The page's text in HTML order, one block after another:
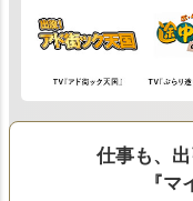
仕事も、
『マ